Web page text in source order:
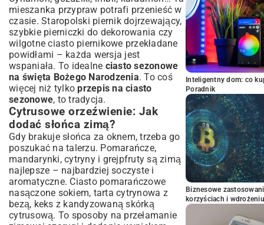
mieszanka przypraw potrafi przenieść w
czasie. Staropolski piernik dojrzewający,
szybkie pierniczki do dekorowania czy
wilgotne ciasto piernikowe przekładane
powidłami – każda wersja jest
wspaniała. To idealne ciasto sezonowe
na święta Bożego Narodzenia. To coś
więcej niż tylkoprzepis na ciasto
sezonowe, to tradycja.
Cytrusowe orzeźwienie: Jak
dodać słońca zimą?
Gdy brakuje słońca za oknem, trzeba go
poszukać na talerzu. Pomarańcze,
mandarynki, cytryny i grejpfruty są zimą
najlepsze – najbardziej soczyste i
aromatyczne. Ciasto pomarańczowe
nasączone sokiem, tarta cytrynowa z
bezą, keks z kandyzowaną skórką
cytrusową. To sposoby na przełamanie
Inteligentny dom: co
Poradnik
Biznesowe
korzyściach i wdrożeniu